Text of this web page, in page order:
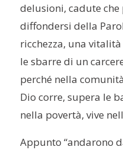
delusioni, cadute
diffondersi della
ricchezza, una
le sbarre di un
perché nella
Dio corre, supera le
nella povertà, vive
Appunto “andarono